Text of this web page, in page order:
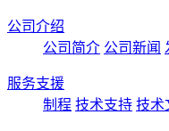
公司介绍
公司简介 公司新闻
服务支援
制程 技术支持 技术